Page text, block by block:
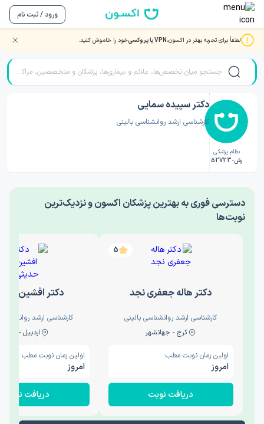
ورود / ثبت نام
لطفاً برای تجربه بهتر در اکسون،VPN یا پروکسی خود را خاموش کنید. صفحه اصلی/دکتر روانشناسی/دکتر سپیده سمایی
نظام پزشکی
رش-52723
دکتر سپیده سمایی
کارشناسی ارشد روانشناسی بالینی
‎دسترسی فوری به بهترین پزشکان اکسون و نزدیک‌ترین
نوبت‌ها
5
دکتر هاله جعفری نجد
کارشناسی ارشد روانشناسی بالینی
کرج - جهانشهر
اولین زمان نوبت مطب:
امروز
دریافت نوبت
دکتر افشین
کارشناسی ارشد
اردبیل - والی
اولین زمان نوبت مطب:
امروز
دریافت نوبت